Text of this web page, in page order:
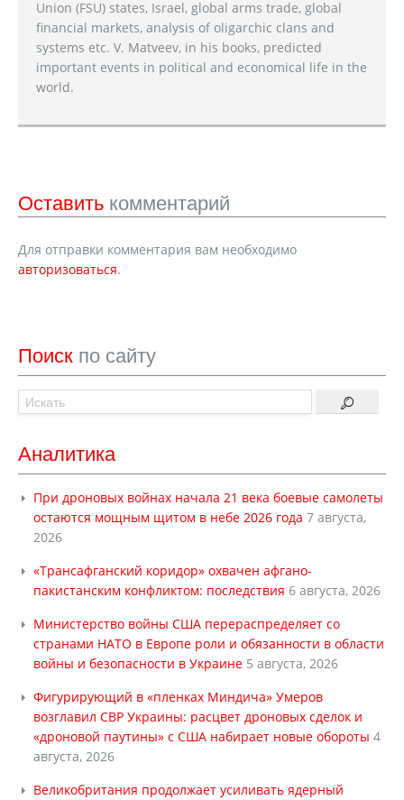
Union (FSU) states, Israel, global arms trade, global
financial markets, analysis of oligarchic clans and
systems etc. V. Matveev, in his books, predicted
important events in political and economical life in the
world.
Оставить комментарий
Для отправки комментария вам необходимо
авторизоваться.
Поиск по сайту
Аналитика
При дроновых войнах начала 21 века боевые самолеты
остаются мощным щитом в небе 2026 года 7 августа,
2026
«Трансафганский коридор» охвачен афгано-
пакистанским конфликтом: последствия 6 августа, 2026
Министерство войны США перераспределяет со
странами НАТО в Европе роли и обязанности в области
войны и безопасности в Украине 5 августа, 2026
Фигурирующий в «пленках Миндича» Умеров
возглавил СВР Украины: расцвет дроновых сделок и
«дроновой паутины» с США набирает новые обороты 4
августа, 2026
Великобритания продолжает усиливать ядерный